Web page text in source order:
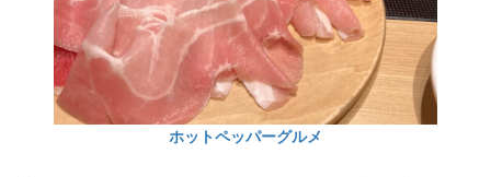
ホットペッパーグルメ